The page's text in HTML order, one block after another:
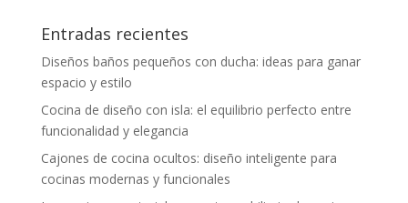
Entradas recientes
Diseños baños pequeños con ducha: ideas para ganar
espacio y estilo
Cocina de diseño con isla: el equilibrio perfecto entre
funcionalidad y elegancia
Cajones de cocina ocultos: diseño inteligente para
cocinas modernas y funcionales